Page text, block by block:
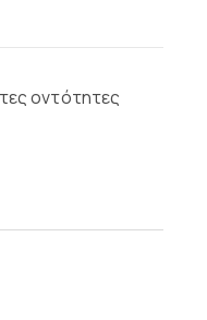
οντότητες